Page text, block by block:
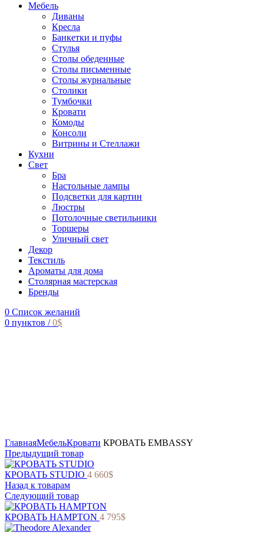
Мебель
Диваны
Кресла
Банкетки и пуфы
Стулья
Столы обеденные
Столы письменные
Столы журнальные
Столики
Тумбочки
Кровати
Комоды
Консоли
Витрины и Стеллажи
Кухни
Свет
Бра
Настольные лампы
Подсветки для картин
Люстры
Потолочные светильники
Торшеры
Уличный свет
Декор
Текстиль
Ароматы для дома
Столярная мастерская
Бренды
0 Список желаний
0 пунктов / 0$
ГлавнаяМебельКровати КРОВАТЬ EMBASSY
Предыдущий товар
КРОВАТЬ STUDIO 4 660$
Назад к товарам
Следующий товар
КРОВАТЬ HAMPTON 4 795$